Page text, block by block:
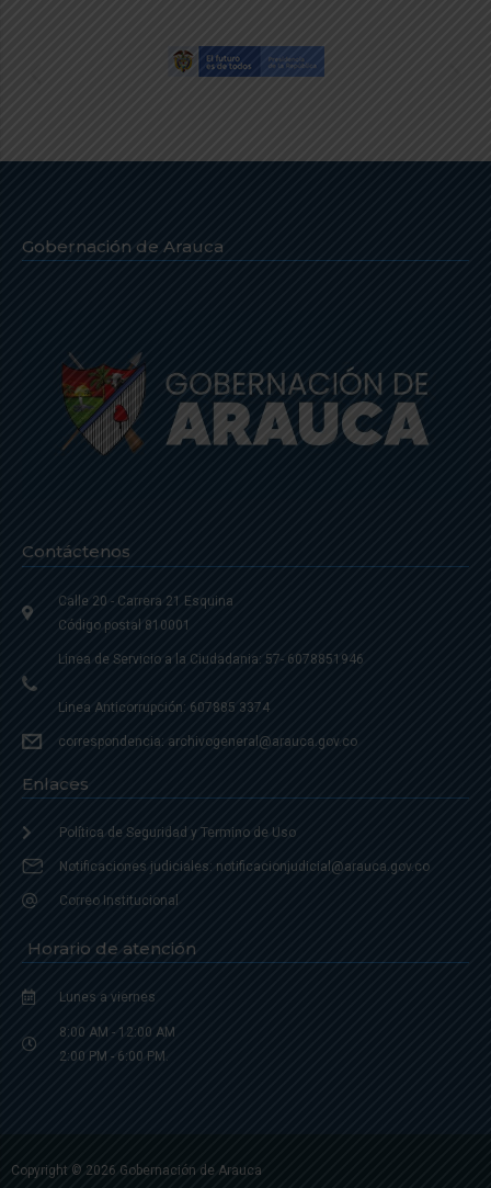
Gobernación de Arauca
Contáctenos
Calle 20 - Carrera 21 Esquina
Código postal 810001
Linea de Servicio a la Ciudadania: 57- 6078851946
Linea Anticorrupción: 607885 3374
correspondencia: archivogeneral@arauca.gov.co
Enlaces
Política de Seguridad y Termino de Uso
Notificaciones judiciales: notificacionjudicial@arauca.gov.co
Correo Institucional
Horario de atención
Lunes a viernes
8:00 AM - 12:00 AM
2:00 PM - 6:00 PM.
Copyright © 2026 Gobernación de Arauca